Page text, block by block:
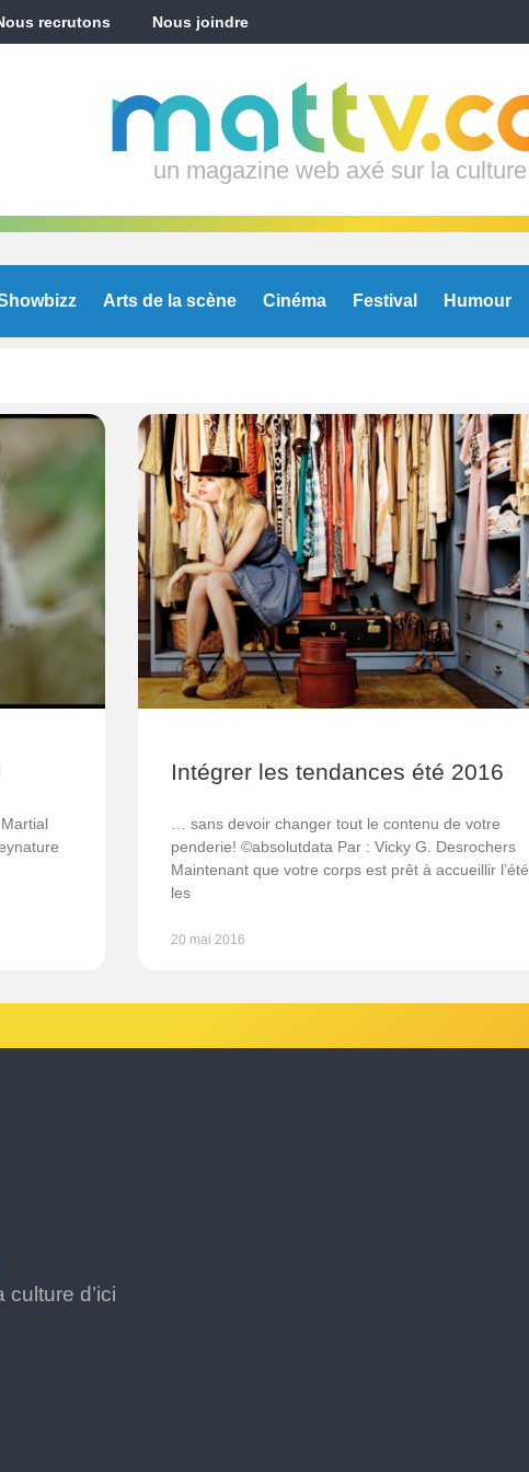
recrutons Nous joindre
un magazine web axé sur la culture
Arts de la scène Cinéma Festival Humour
Intégrer les tendances été 2016
… sans devoir changer tout le contenu de votre
penderie! ©absolutdata Par : Vicky G. Desrochers
Maintenant que votre corps est prêt à accueillir
les
20 mai 2016
d’ici